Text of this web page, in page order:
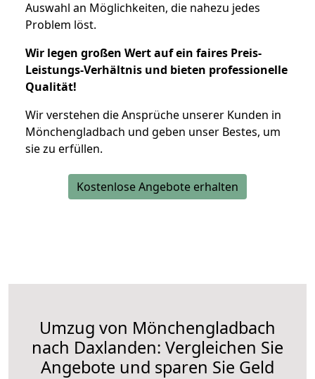
Auswahl an Möglichkeiten, die nahezu jedes
Problem löst.
Wir legen großen Wert auf ein faires Preis-
Leistungs-Verhältnis und bieten professionelle
Qualität!
Wir verstehen die Ansprüche unserer Kunden in
Mönchengladbach und geben unser Bestes, um
sie zu erfüllen.
Kostenlose Angebote erhalten
Umzug von Mönchengladbach
nach Daxlanden: Vergleichen Sie
Angebote und sparen Sie Geld